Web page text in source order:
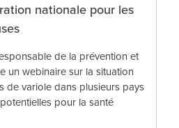
nationale pour les
de la prévention et
un webinaire sur la situation
de variole dans plusieurs pays
pour la santé